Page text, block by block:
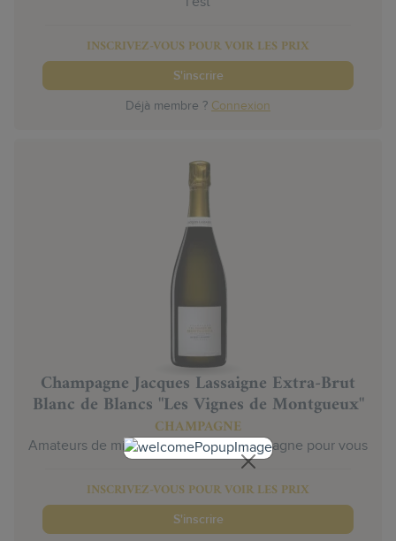
INSCRIVEZ-VOUS POUR VOIR LES PRIX
S'inscrire
Déjà membre ? Connexion
Champagne Jacques Lassaigne Extra-Brut
Blanc de Blancs "Les Vignes de Montgueux"
CHAMPAGNE
Amateurs de minéralité, c'est un champagne pour vous
INSCRIVEZ-VOUS POUR VOIR LES PRIX
S'inscrire